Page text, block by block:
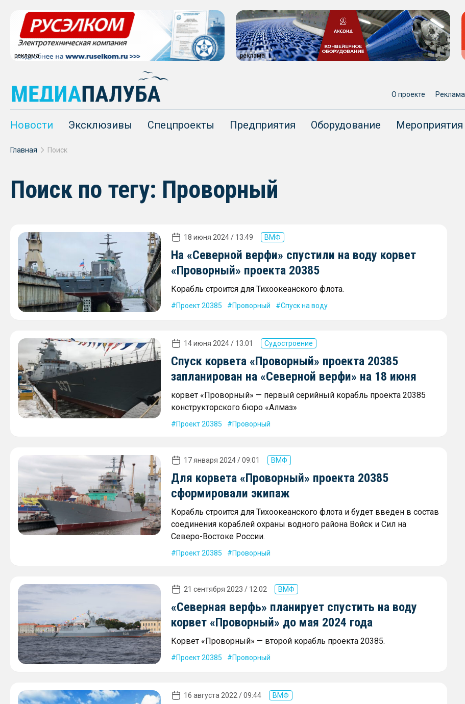
реклама реклама
О проекте Реклама
Новости Эксклюзивы Спецпроекты Предприятия Оборудование Мероприятия
Главная Поиск
Поиск по тегу: Проворный
18 июня 2024 / 13:49 ВМФ
На «Северной верфи» спустили на воду корвет
«Проворный» проекта 20385
Корабль строится для Тихоокеанского флота.
Проект 20385 Проворный Спуск на воду
14 июня 2024 / 13:01 Судостроение
Спуск корвета «Проворный» проекта 20385
запланирован на «Северной верфи» на 18 июня
корвет «Проворный» — первый серийный корабль проекта 20385
конструкторского бюро «Алмаз»
Проект 20385 Проворный
17 января 2024 / 09:01 ВМФ
Для корвета «Проворный» проекта 20385
сформировали экипаж
Корабль строится для Тихоокеанского флота и будет введен в состав
соединения кораблей охраны водного района Войск и Сил на
Северо-Востоке России.
Проект 20385 Проворный
21 сентября 2023 / 12:02 ВМФ
«Северная верфь» планирует спустить на воду
корвет «Проворный» до мая 2024 года
Корвет «Проворный» — второй корабль проекта 20385.
Проект 20385 Проворный
16 августа 2022 / 09:44 ВМФ